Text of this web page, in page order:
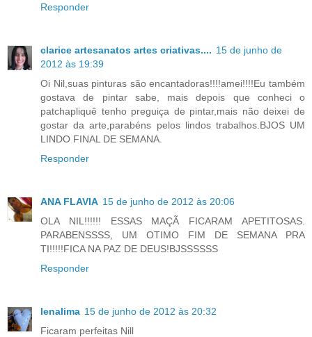
Responder
clarice artesanatos artes criativas.... 15 de junho de
2012 às 19:39
Oi Nil,suas pinturas são encantadoras!!!!amei!!!!Eu também
gostava de pintar sabe, mais depois que conheci o
patchapliquê tenho preguiça de pintar,mais não deixei de
gostar da arte,parabéns pelos lindos trabalhos.BJOS UM
LINDO FINAL DE SEMANA.
Responder
ANA FLAVIA 15 de junho de 2012 às 20:06
OLA NIL!!!!!! ESSAS MAÇÃ FICARAM APETITOSAS.
PARABENSSSS, UM OTIMO FIM DE SEMANA PRA
TI!!!!!FICA NA PAZ DE DEUS!BJSSSSSS
Responder
lenalima 15 de junho de 2012 às 20:32
Ficaram perfeitas Nill